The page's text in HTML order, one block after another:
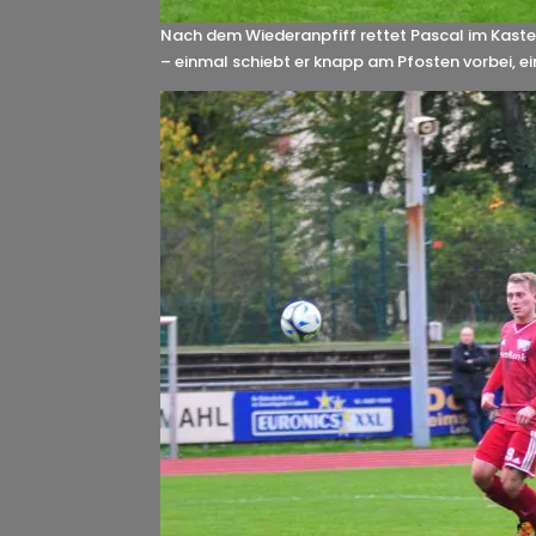
Nach dem Wiederanpfiff rettet Pascal im
– einmal schiebt er knapp am Pfosten vorbei,